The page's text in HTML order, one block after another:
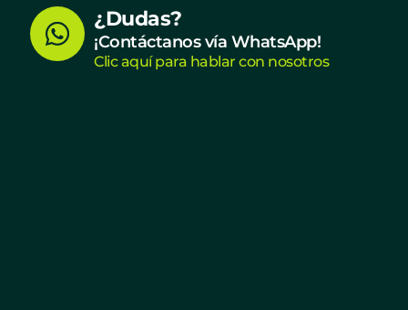
W
h
¿Dudas?
¡Contáctanos vía WhatsApp!
Clic aquí para hablar con nosotros